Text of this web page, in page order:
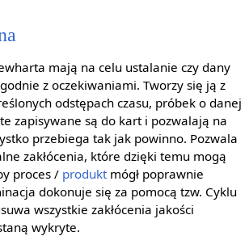
mają na celu ustalanie czy dany
z oczekiwaniami. Tworzy się ją z
odstępach czasu, próbek o danej
zapisywane są do kart i pozwalają na
przebiega tak jak powinno. Pozwala
zakłócenia, które dzięki temu mogą
proces / produktmógł poprawnie
dokonuje się za pomocą tzw. Cyklu
wszystkie zakłócenia jakości
wykryte.